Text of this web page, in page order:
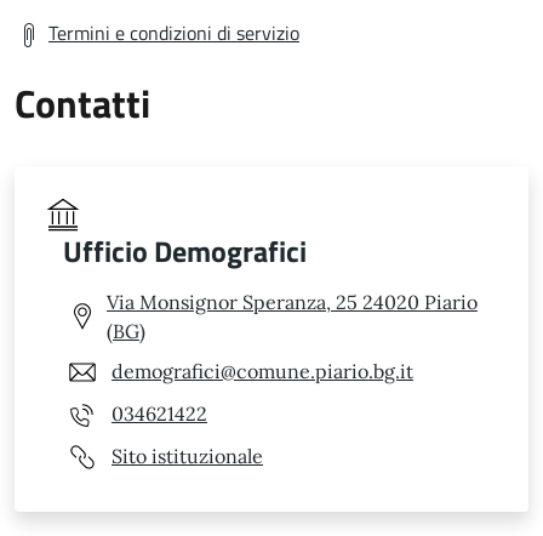
Termini e condizioni di servizio
Contatti
Ufficio Demografici
Via Monsignor Speranza, 25 24020 Piario
(BG)
demografici@comune.piario.bg.it
034621422
Sito istituzionale